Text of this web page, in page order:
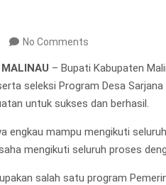
No Comments
MALINAU – Bupati Kabupaten
seleksi Program Desa
untuk sukses dan berhasil.
engkau mampu mengikuti
mengikuti seluruh proses
salah satu program